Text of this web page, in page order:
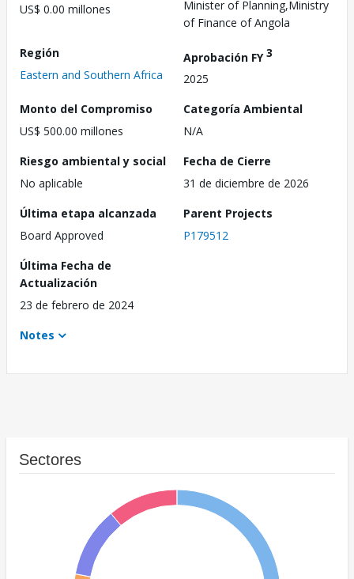
US$ 0.00 millones
Minister of Planning,Ministry
of Finance of Angola
Región
Eastern and Southern Africa
Aprobación FY3
2025
Monto del Compromiso
US$ 500.00 millones
Categoría Ambiental
N/A
Riesgo ambiental y social
No aplicable
Fecha de Cierre
31 de diciembre de 2026
Última etapa alcanzada
Board Approved
Parent Projects
P179512
Última Fecha de
Actualización
23 de febrero de 2024
Notes
Sectores